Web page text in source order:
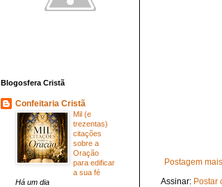
Postagem
Assinar: Postar
Blogosfera Cristã
Confeitaria Cristã
Mil (e
trezentas)
citações
sobre a
Oração
para edificar
a sua fé
Há um dia